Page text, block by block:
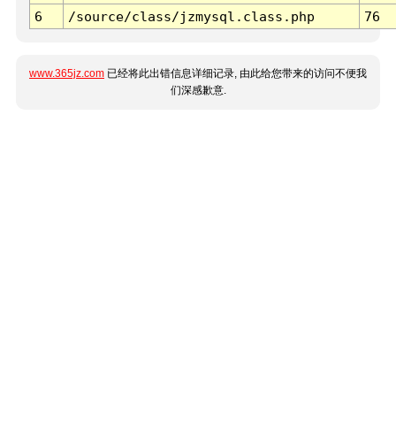
6
/source/class/jzmysql.class.php 76
www.365jz.com 已经将此出错信息详细记录, 由此给您带来的访问不便我
们深感歉意.